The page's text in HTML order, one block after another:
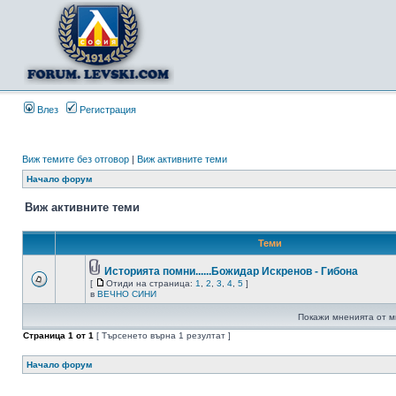
Влез Регистрация
Виж темите без отговор | Виж активните теми
Начало форум
Виж активните теми
Теми
Историята помни......Божидар Искренов - Гибона
[ Отиди на страница: 1 2 3 4 5 ]
в ВЕЧНО СИНИ
Покажи мненията от
Страница 1 от 1 [ Търсенето върна 1 резултат ]
Начало форум